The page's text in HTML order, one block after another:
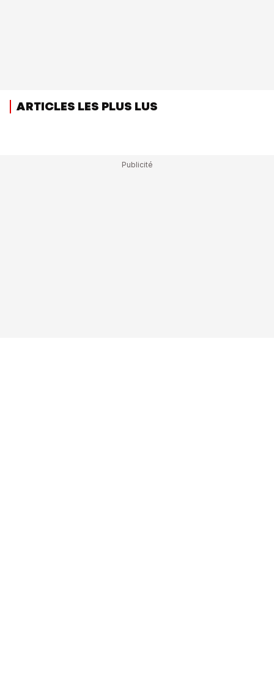
ARTICLES LES PLUS LUS